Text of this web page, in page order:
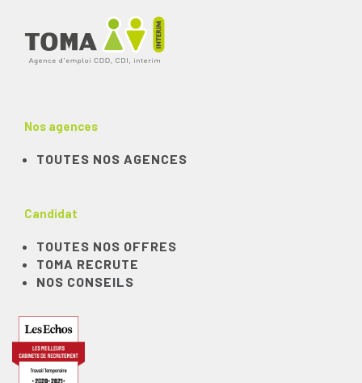
Nos agences
TOUTES NOS AGENCES
Candidat
TOUTES NOS OFFRES
TOMA RECRUTE
NOS CONSEILS